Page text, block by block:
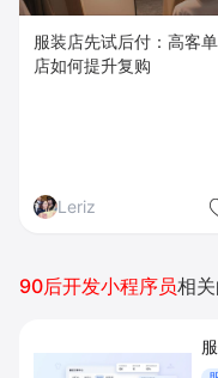
服装店先试后付：高客
店如何提升复购
Leriz
90后开发小程序员相